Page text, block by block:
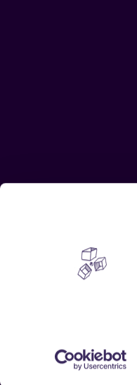
Home
Vrijwilligers